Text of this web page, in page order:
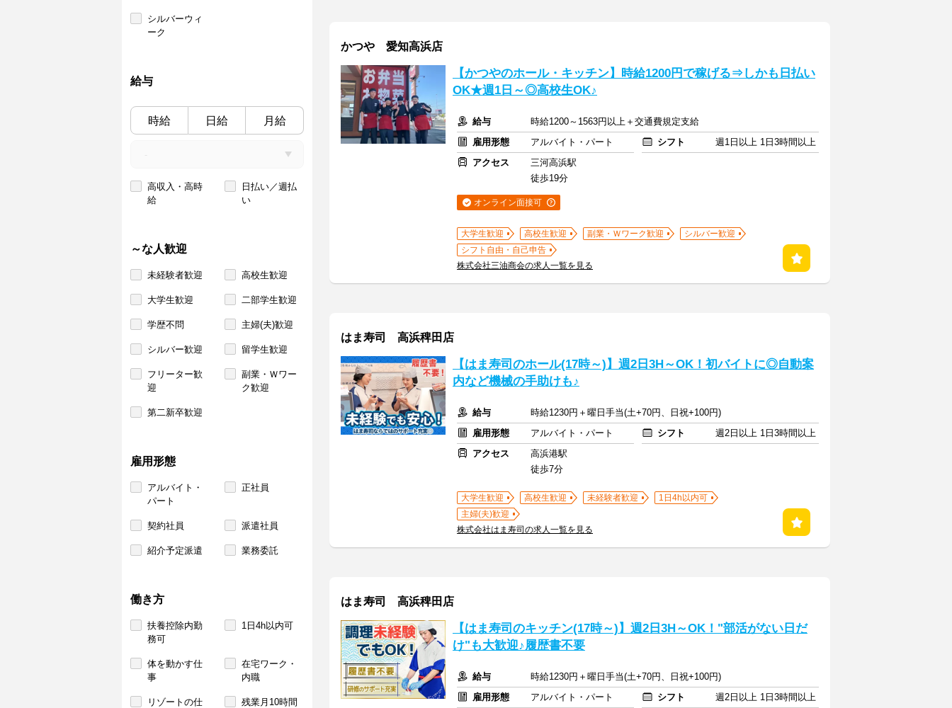
シルバーウィ
ーク
給与
時給 日給 月給
高収入・高時
給
日払い／週払
い
～な人歓迎
未経験者歓迎 高校生歓迎
大学生歓迎 二部学生歓迎
学歴不問 主婦(夫)歓迎
シルバー歓迎 留学生歓迎
フリーター歓
迎
副業・Ｗワー
ク歓迎
第二新卒歓迎
雇用形態
アルバイト・
パート
正社員
契約社員 派遣社員
紹介予定派遣 業務委託
働き方
扶養控除内勤
務可
1日4h以内可
体を動かす仕
事
在宅ワーク・
内職
リゾートの仕
残業月10時間
かつや 愛知高浜店
【かつやのホール・キッチン】時給1200円で稼げる⇒しかも日払い
OK★週1日～◎高校生OK♪
給与
時給1200～1563円以上＋交通費規定支給
雇用形態
アルバイト・パート シフト
週1日以上 1日3時間以上
アクセス
三河高浜駅
徒歩19分
オンライン面接可
大学生歓迎 高校生歓迎 副業・Ｗワーク歓迎
シルバー歓迎
シフト自由・自己申告
株式会社三油商会の求人一覧を見る
はま寿司 高浜稗田店
【はま寿司のホール(17時～)】週2日3H～OK！初バイトに◎自動案
内など機械の手助けも♪
給与
時給1230円＋曜日手当(土+70円、日祝+100円)
雇用形態
アルバイト・パート シフト
週2日以上 1日3時間以上
アクセス
高浜港駅
徒歩7分
大学生歓迎 高校生歓迎 未経験者歓迎
1日4h以内可
主婦(夫)歓迎
株式会社はま寿司の求人一覧を見る
はま寿司 高浜稗田店
【はま寿司のキッチン(17時～)】週2日3H～OK！"部活がない日だ
け"も大歓迎♪履歴書不要
給与
時給1230円＋曜日手当(土+70円、日祝+100円)
雇用形態
アルバイト・パート シフト
週2日以上 1日3時間以上